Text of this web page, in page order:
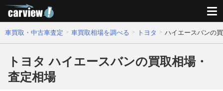
車買取・中古車査定 車買取相場を調べる トヨタ ハイエースバンの
トヨタ ハイエースバンの買取相場・
査定相場